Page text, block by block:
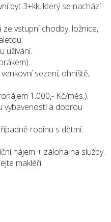
byt 3+kk, který se nachází
vstupní chodby, ložnice,
užívání.
sezení, ohniště,
1.000,- Kč/měs.).
vybaveností a dobrou
rodinu s dětmi.
nájem + záloha na služby.
makléři.